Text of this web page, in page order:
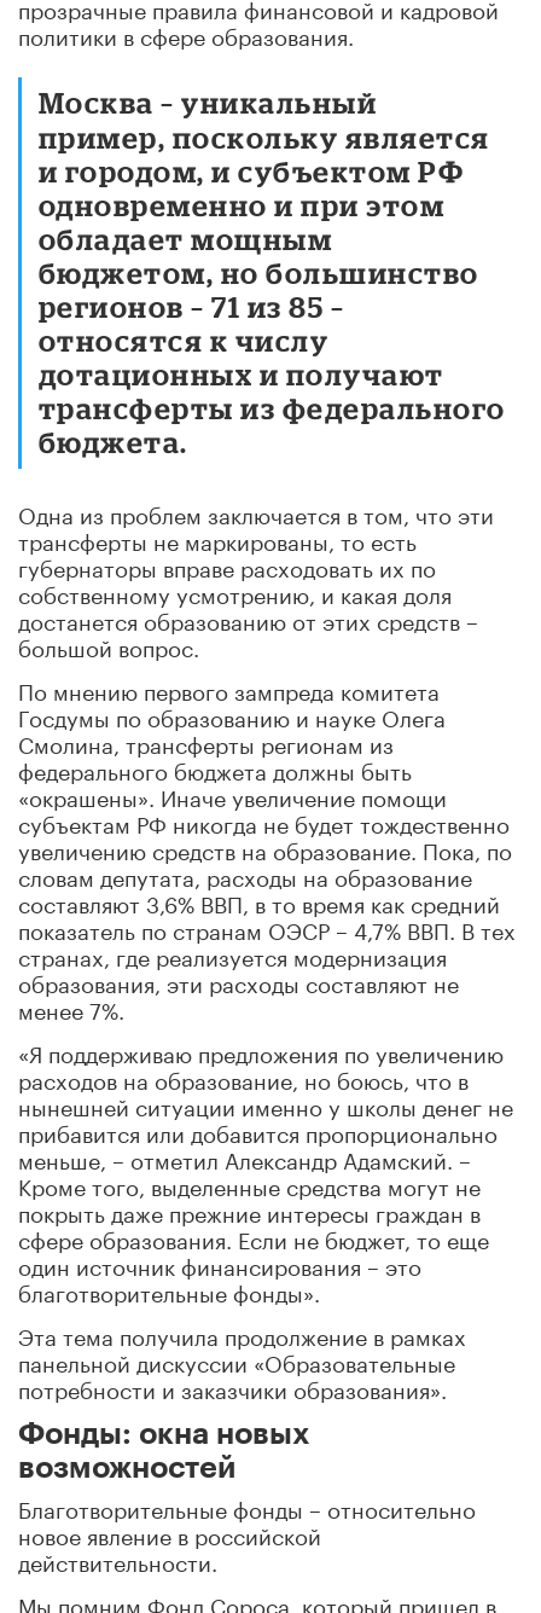
прозрачные правила финансовой и кадровой
политики в сфере образования.
Москва – уникальный
пример, поскольку является
и городом, и субъектом РФ
одновременно и при этом
обладает мощным
бюджетом, но большинство
регионов – 71 из 85 –
относятся к числу
дотационных и получают
трансферты из федерального
бюджета.
Одна из проблем заключается в том, что эти
трансферты не маркированы, то есть
губернаторы вправе расходовать их по
собственному усмотрению, и какая доля
достанется образованию от этих средств –
большой вопрос.
По мнению первого зампреда комитета
Госдумы по образованию и науке Олега
Смолина, трансферты регионам из
федерального бюджета должны быть
«окрашены». Иначе увеличение помощи
субъектам РФ никогда не будет тождественно
увеличению средств на образование. Пока, по
словам депутата, расходы на образование
составляют 3,6% ВВП, в то время как средний
показатель по странам ОЭСР – 4,7% ВВП. В тех
странах, где реализуется модернизация
образования, эти расходы составляют не
менее 7%.
«Я поддерживаю предложения по увеличению
расходов на образование, но боюсь, что в
нынешней ситуации именно у школы денег не
прибавится или добавится пропорционально
меньше, – отметил Александр Адамский. –
Кроме того, выделенные средства могут не
покрыть даже прежние интересы граждан в
сфере образования. Если не бюджет, то еще
один источник финансирования – это
благотворительные фонды».
Эта тема получила продолжение в рамках
панельной дискуссии «Образовательные
потребности и заказчики образования».
Фонды: окна новых
возможностей
Благотворительные фонды – относительно
новое явление в российской
действительности.
Мы помним Фонд Сороса, который пришел в